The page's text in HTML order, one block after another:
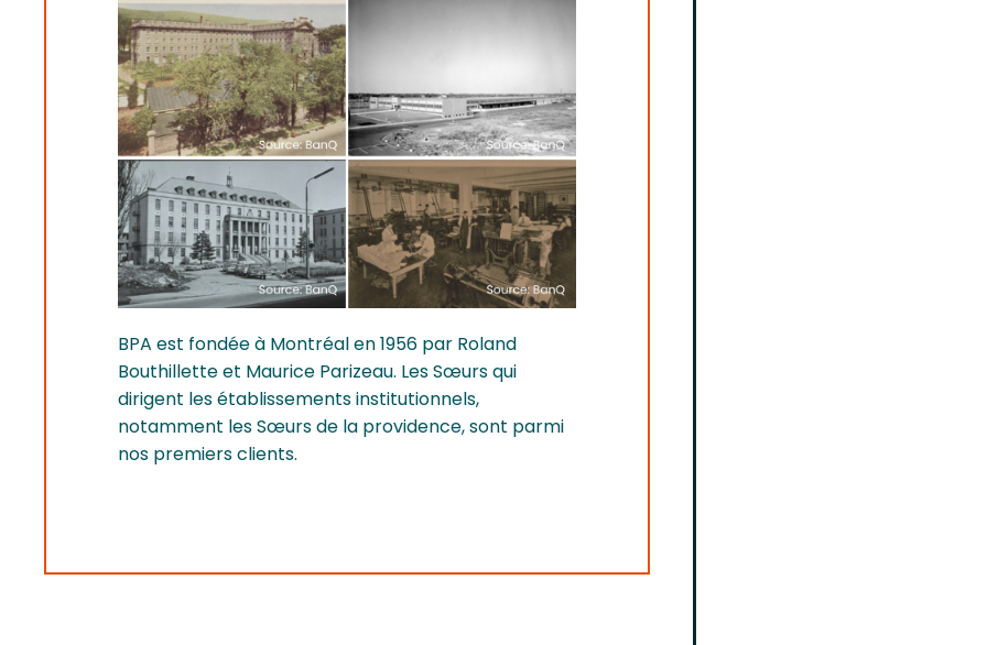
BPA est fondée à Montréal en 1956 par Roland
Bouthillette et Maurice Parizeau. Les Sœurs qui
dirigent les établissements institutionnels,
notamment les Sœurs de la providence, sont parmi
nos premiers clients.